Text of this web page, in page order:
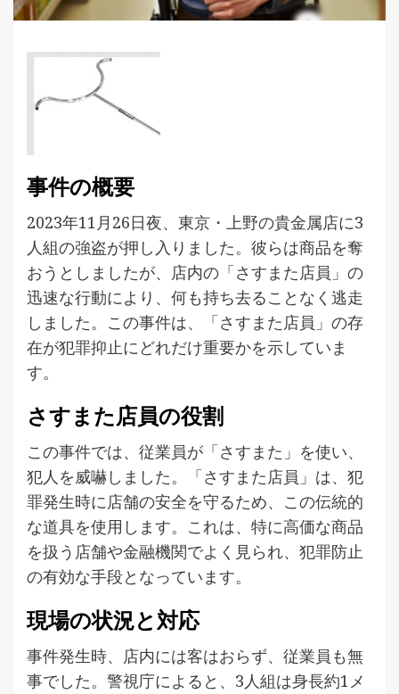
事件の概要
2023年11月26日夜、東京・上野の貴金属店に3
人組の強盗が押し入りました。彼らは商品を奪
おうとしましたが、店内の「さすまた店員」の
迅速な行動により、何も持ち去ることなく逃走
しました。この事件は、「さすまた店員」の存
在が犯罪抑止にどれだけ重要かを示していま
す。
さすまた店員の役割
この事件では、従業員が「さすまた」を使い、
犯人を威嚇しました。「さすまた店員」は、犯
罪発生時に店舗の安全を守るため、この伝統的
な道具を使用します。これは、特に高価な商品
を扱う店舗や金融機関でよく見られ、犯罪防止
の有効な手段となっています。
現場の状況と対応
事件発生時、店内には客はおらず、従業員も無
事でした。警視庁によると、3人組は身長約1メ